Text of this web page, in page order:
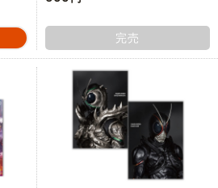
完売